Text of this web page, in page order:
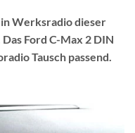
Werksradio dieser
Ford C-Max 2 DIN
Tausch passend.